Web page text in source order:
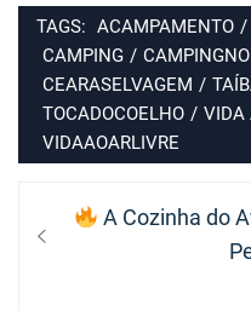
TAGS: ACAMPAMENTO /
CAMPING /
CEARASELVAGEM /
TOCADOCOELHO / VIDA
VIDAAOARLIVRE
Navegação
de
Previous
A Cozinha do